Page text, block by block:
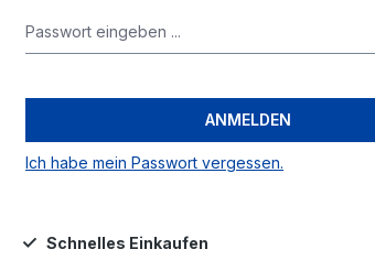
Ich habe mein Passwort vergessen.
ANMELDEN
Schnelles Einkaufen